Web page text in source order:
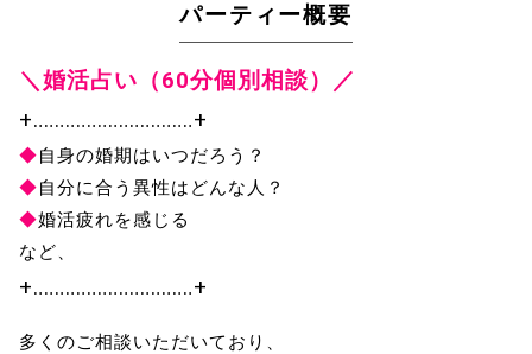
パーティー概要
＼婚活占い（60分個別相談）／
+‥‥‥‥‥‥‥‥‥‥‥‥‥‥‥+
◆自身の婚期はいつだろう？
◆自分に合う異性はどんな人？
◆婚活疲れを感じる
など、
+‥‥‥‥‥‥‥‥‥‥‥‥‥‥‥+
多くのご相談いただいており、